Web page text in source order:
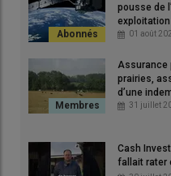
l'investissement dans le
vaches laitières.
« En 2020, j’ai installé dans
douchage pour les 135
températures dépassent
parfois de fortes baisses de
pousse de
exploitation
01 août
Assurance
prairies,
d’une
de plus de
31 juillet
Cash
fallait rater